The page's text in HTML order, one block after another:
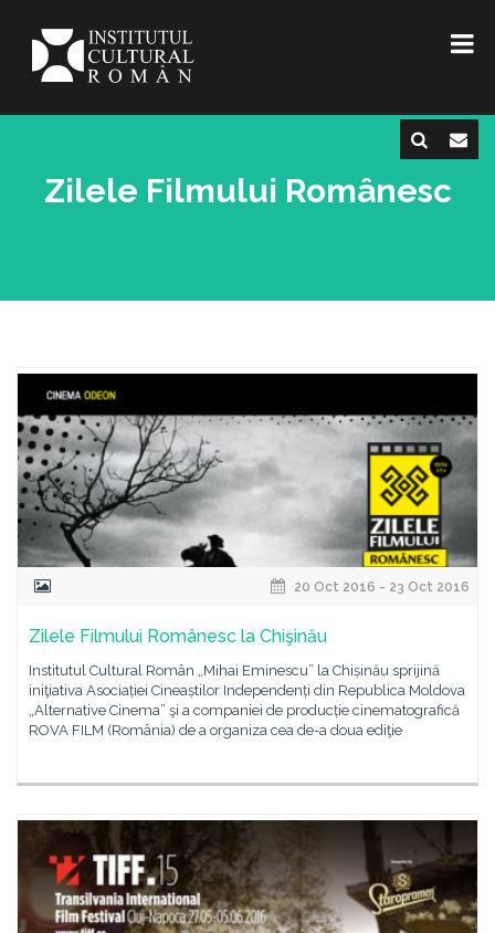
Zilele Filmului Românesc
20 Oct 2016 - 23 Oct 2016
Zilele Filmului Românesc la Chişinău
Institutul Cultural Român „Mihai Eminescu” la Chișinău sprijină
iniţiativa Asociației Cineaștilor Independenți din Republica Moldova
„Alternative Cinema” şi a companiei de producție cinematografică
ROVA FILM (România) de a organiza cea de-a doua ediţie